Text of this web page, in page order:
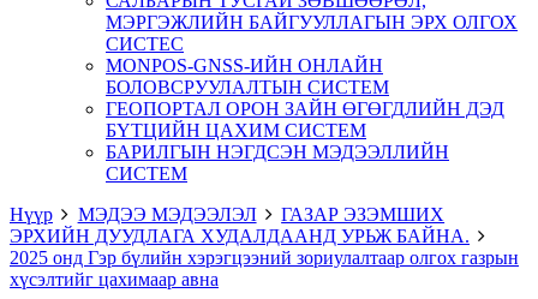
МЭРГЭЖЛИЙН БАЙГУУЛЛАГЫН ЭРХ ОЛГОХ
СИСТЕС
MONPOS-GNSS-ИЙН ОНЛАЙН
БОЛОВСРУУЛАЛТЫН СИСТЕМ
ГЕОПОРТАЛ ОРОН ЗАЙН ӨГӨГДЛИЙН ДЭД
БҮТЦИЙН ЦАХИМ СИСТЕМ
БАРИЛГЫН НЭГДСЭН МЭДЭЭЛЛИЙН
СИСТЕМ
Нүүр
МЭДЭЭ МЭДЭЭЛЭЛ
ГАЗАР ЭЗЭМШИХ
ЭРХИЙН ДУУДЛАГА ХУДАЛДААНД УРЬЖ БАЙНА.
2025 онд Гэр бүлийн хэрэгцээний зориулалтаар олгох газрын
хүсэлтийг цахимаар авна